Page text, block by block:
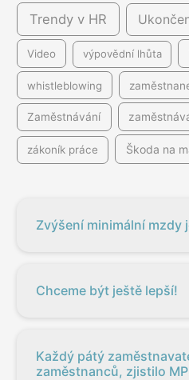
Trendy v HR
Video výpovědní lhůta
whistleblowing
Zaměstnávání
zákoník práce Škoda na
Zvýšení minimální mzdy
Chceme být ještě lepší!
Každý pátý
zaměstnanců, zjistilo